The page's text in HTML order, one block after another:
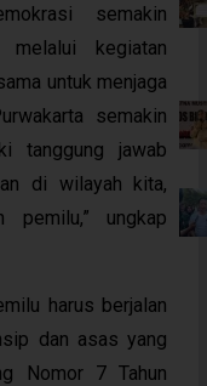
semakin
kegiatan
untuk menjaga
semakin
tanggung jawab
di wilayah kita,
pemilu,” ungkap
harus berjalan
dan asas yang
Nomor 7 Tahun